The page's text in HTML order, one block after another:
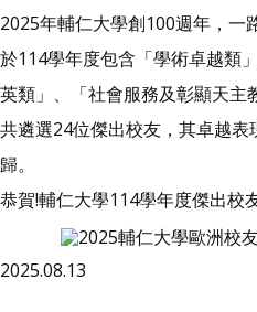
2025年輔仁大學創100週年，一
於114學年度包含「學術卓越類
英類」、「社會服務及彰顯天主
共遴選24位傑出校友，其卓越
歸。
恭賀!輔仁大學114學年度傑出校
2025.08.13